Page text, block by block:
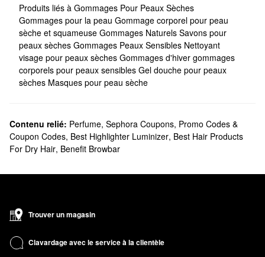
Produits liés à Gommages Pour Peaux Sèches
Gommages pour la peau Gommage corporel pour peau
sèche et squameuse Gommages Naturels Savons pour
peaux sèches Gommages Peaux Sensibles Nettoyant
visage pour peaux sèches Gommages d'hiver gommages
corporels pour peaux sensibles Gel douche pour peaux
sèches Masques pour peau sèche
Contenu relié: Perfume, Sephora Coupons, Promo Codes &
Coupon Codes, Best Highlighter Luminizer, Best Hair Products
For Dry Hair, Benefit Browbar
Trouver un magasin
Clavardage avec le service à la clientèle